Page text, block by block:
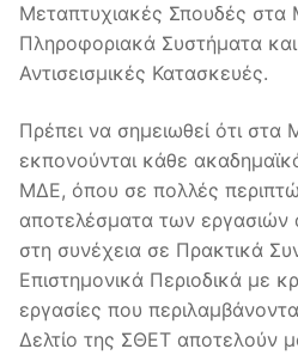
Μεταπτυχιακές Σπουδές στα
Πληροφοριακά Συστήματα
Αντισεισμικές Κατασκευές.
Πρέπει να σημειωθεί ότι
εκπονούνται κάθε
ΜΔΕ, όπου σε πολλές
αποτελέσματα των εργασιών
στη συνέχεια σε Πρακτικά
Επιστημονικά Περιοδικά με
εργασίες που
Δελτίο της ΣΘΕΤ αποτελούν